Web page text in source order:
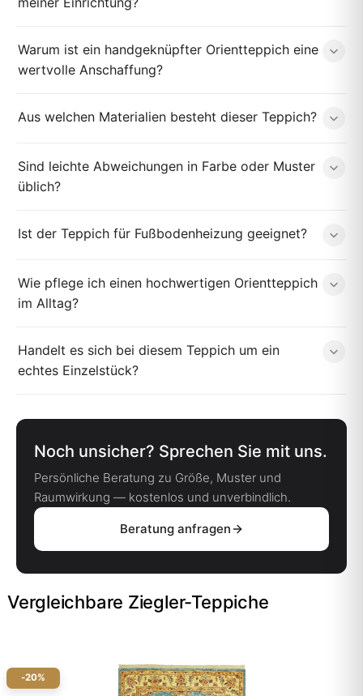
Warum ist ein handgeknüpfter Orientteppich eine
wertvolle Anschaffung?
Aus welchen Materialien besteht dieser Teppich?
Sind leichte Abweichungen in Farbe oder Muster
üblich?
Ist der Teppich für Fußbodenheizung geeignet?
Wie pflege ich einen hochwertigen Orientteppich
im Alltag?
Handelt es sich bei diesem Teppich um ein
echtes Einzelstück?
Noch unsicher? Sprechen Sie mit uns.
Persönliche Beratung zu Größe, Muster und
Raumwirkung — kostenlos und unverbindlich.
Beratung anfragen
Vergleichbare Ziegler-Teppiche
-20%